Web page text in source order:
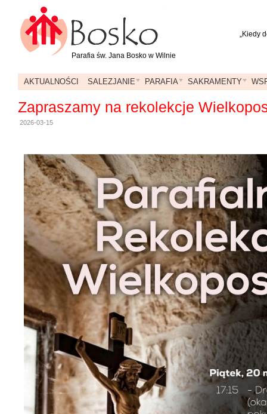
„Kiedy
Parafia św. Jana Bosko w Wilnie
AKTUALNOŚCI SALEZJANIE PARAFIA SAKRAMENTY
Zapraszamy na rekolekcje
2026-03-15